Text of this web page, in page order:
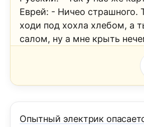
Еврей: - Ничео страшного.
ходи под хохла хлебом, а
салом, ну а мне крыть
Опытный электрик